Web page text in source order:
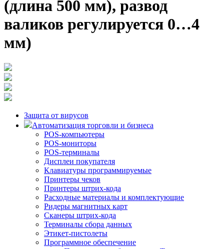
(длина 500 мм), развод
валиков регулируется 0…4
мм)
Защита от вирусов
Автоматизация торговли и бизнеса
POS-компьютеры
POS-мониторы
POS-терминалы
Дисплеи покупателя
Клавиатуры программируемые
Принтеры чеков
Принтеры штрих-кода
Расходные материалы и комплектующие
Ридеры магнитных карт
Сканеры штрих-кода
Терминалы сбора данных
Этикет-пистолеты
Программное обеспечение